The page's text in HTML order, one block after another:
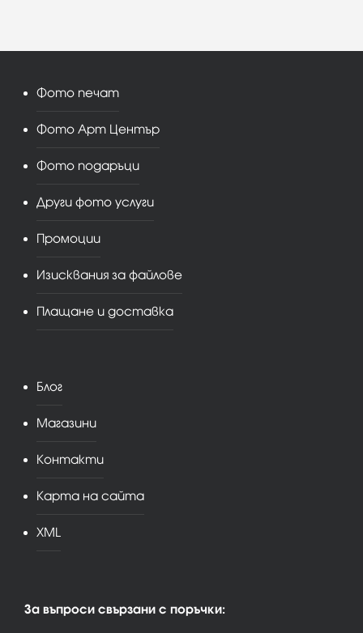
Фото печат
Фото Арт Център
Фото подаръци
Други фото услуги
Промоции
Изисквания за файлове
Плащане и доставка
Блог
Магазини
Контакти
Карта на сайта
XML
За въпроси свързани с поръчки: